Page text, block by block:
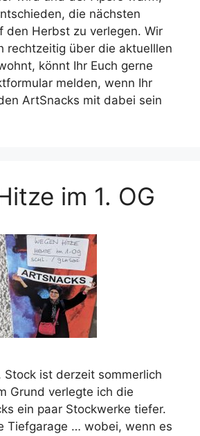
die nächsten
den Herbst zu verlegen. Wir
rechtzeitig über die aktuelllen
könnt Ihr Euch gerne
melden, wenn Ihr
ArtSnacks mit dabei sein
im 1. OG
Stock ist derzeit sommerlich
Grund verlegte ich die
ein paar Stockwerke tiefer.
Tiefgarage … wobei, wenn es